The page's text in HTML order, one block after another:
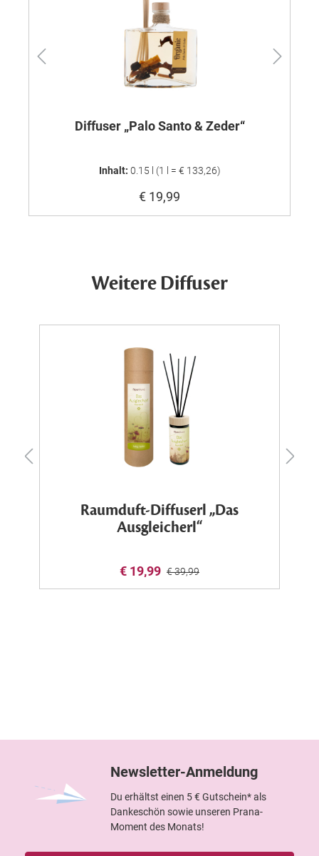
Diffuser „Palo Santo & Zeder“
Inhalt: 0.15 l (1 l = € 133,26)
€ 19,99
Weitere Diffuser
Raumduft-Diffuserl „Das
Ausgleicherl“
€ 19,99 € 39,99
Newsletter-Anmeldung
Du erhältst einen 5 € Gutschein* als
Dankeschön sowie unseren Prana-
Moment des Monats!